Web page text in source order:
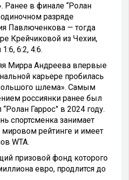
в финале “Ролан
разряде
Павлюченкова — тогда
Крейчиковой из Чехии,
6:2, 4:6.
Мирра Андреева впервые
карьере пробилась
шлема». Самым
россиянки ранее был
Гаррос” в 2024 году.
спортсменка занимает
рейтинге и имеет
WTA.
призовой фонд которого
евро, продлится до